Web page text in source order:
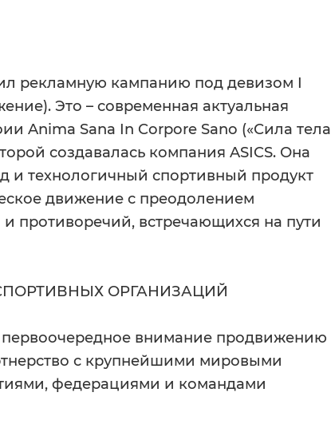
рекламную кампанию под девизом I
Это – современная актуальная
Anima Sana In Corpore Sano («Сила тела
создавалась компания ASICS. Она
и технологичный спортивный продукт
движение с преодолением
и противоречий, встречающихся на пути
ОРГАНИЗАЦИЙ
первоочередное внимание продвижению
с крупнейшими мировыми
федерациями и командами